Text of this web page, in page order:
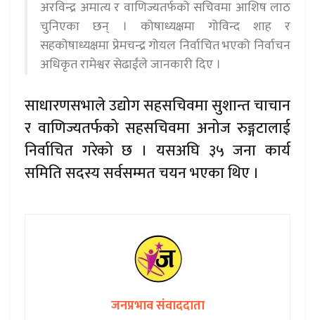
अरविन्द्र अमात्य र वाणिज्यतर्फको सचिवमा आशिष लाठ
चुनिएका छन् । कोषाध्यक्षमा गोविन्द शाह र
सहकोषाध्यक्षमा प्रेमचन्द्र गोयल निर्वाचित भएको निर्वाचन
अधिकृत रामेश्वर सेढाईंले जानकारी दिए ।
साधारणसभाले उद्योग सहसचिवमा सुशान्त चाचान
र वाणिज्यतर्फको सहसचिवमा अनोज रुङ्गटालाई
निर्वाचित गरेको छ । यसअघि ३५ जना कार्य
समिति सदस्य सर्वसम्मत चयन भएका थिए ।
जनप्रभाव संवाददाता